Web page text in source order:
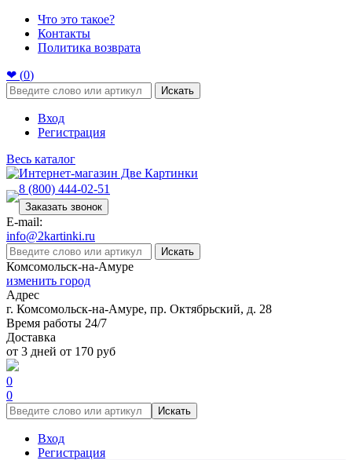
Что это такое?
Контакты
Политика возврата
❤ (0)
Искать
Вход
Регистрация
Весь каталог
8 (800) 444-02-51
Заказать звонок
E-mail:
info@2kartinki.ru
Искать
Комсомольск-на-Амуре
изменить город
Адрес
г. Комсомольск-на-Амуре, пр. Октябрьский, д. 28
Время работы 24/7
Доставка
от 3 дней от 170 руб
0
0
Искать
Вход
Регистрация